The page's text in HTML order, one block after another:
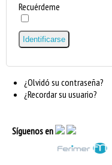
Recuérdeme
Identificarse
¿Olvidó su contraseña?
¿Recordar su usuario?
Síguenos en